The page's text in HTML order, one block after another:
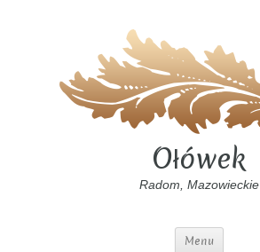
Ołówek
Radom, Mazowieckie
Menu